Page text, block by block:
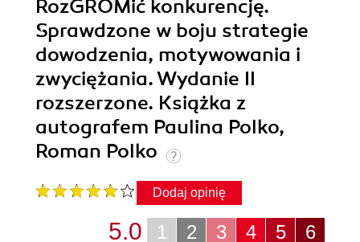
RozGROMić konkurencję.
Sprawdzone w boju strategie
dowodzenia, motywowania i
zwyciężania. Wydanie II
rozszerzone. Książka z
autografem Paulina Polko,
Roman Polko
Dodaj opinię
6
5
4
3
2
1
5.0